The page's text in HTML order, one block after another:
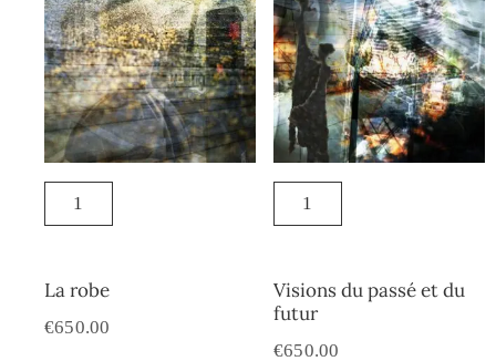
La robe
€650.00
Visions du passé et du
futur
€650.00